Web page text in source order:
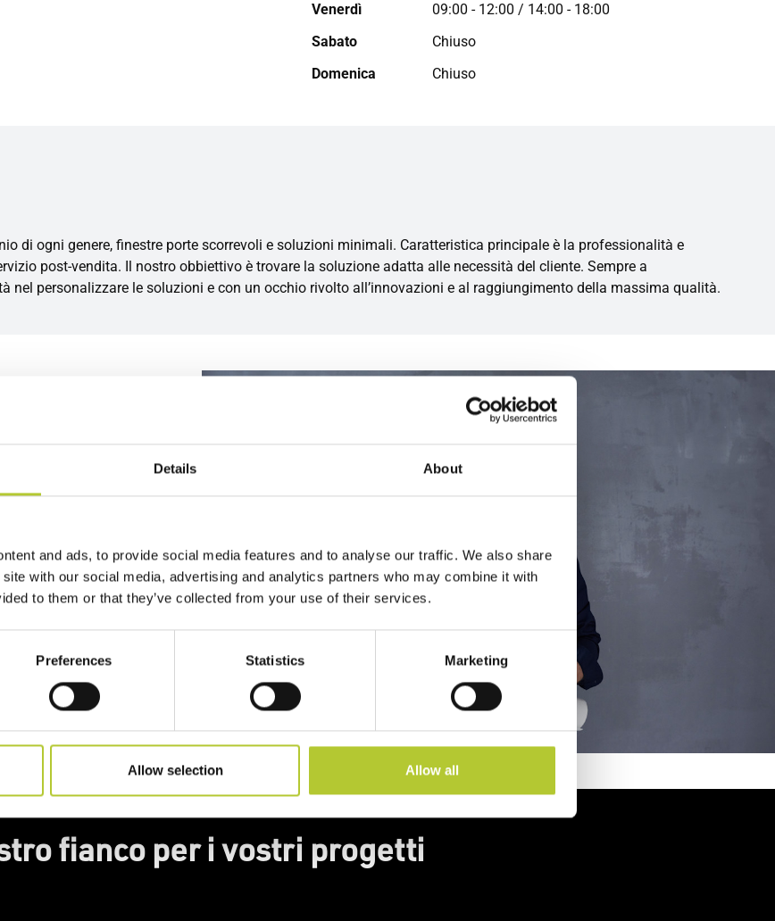
Details About
and ads, to provide social media features and to analyse our traffic. We also share
with our social media, advertising and analytics partners who may combine it with
to them or that they’ve collected from your use of their services.
Preferences Statistics Marketing
Allow selection Allow all
Venerdì
09:00 - 12:00 / 14:00 - 18:00
Sabato
Chiuso
Domenica
Chiuso
di ogni genere, finestre porte scorrevoli e soluzioni minimali. Caratteristica principale è la professionalità e
post-vendita. Il nostro obbiettivo è trovare la soluzione adatta alle necessità del cliente. Sempre a
nel personalizzare le soluzioni e con un occhio rivolto all’innovazioni e al raggiungimento della massima qualità.
ai tuoi progetti!
fianco per i vostri progetti